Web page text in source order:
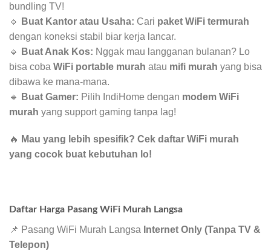
bundling TV!
🔹
Buat Kantor atau Usaha: Cari paket WiFi termurah
dengan koneksi stabil biar kerja lancar.
🔹
Buat Anak Kos: Nggak mau langganan bulanan? Lo
bisa coba WiFi portable murah atau mifi murah yang bisa
dibawa ke mana-mana.
🔹
Buat Gamer: Pilih IndiHome dengan modem WiFi
murah yang support gaming tanpa lag!
🔥 Mau yang lebih spesifik? Cek daftar WiFi murah
yang cocok buat kebutuhan lo!
Daftar Harga Pasang WiFi Murah Langsa
📌 Pasang WiFi Murah Langsa Internet Only (Tanpa TV &
Telepon)